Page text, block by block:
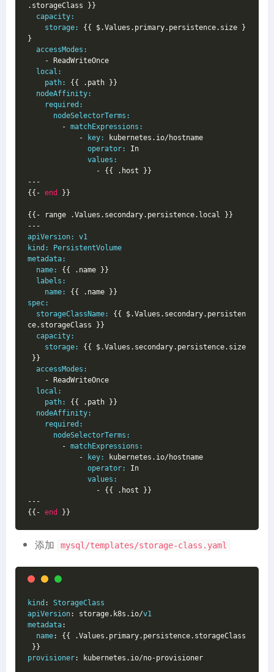
.storageClass }}
capacity:
storage:
{{ $.Values.primary.persistence.size }
}
accessModes:
- ReadWriteOnce
local:
path:
{{ .path }}
nodeAffinity:
required:
nodeSelectorTerms:
- matchExpressions:
-
key:
kubernetes.io/hostname
operator:
In
values:
- {{ .host }}
---
{{- end }}
{{- range .Values.secondary.persistence.local }}
---
apiVersion:
v1
kind:
PersistentVolume
metadata:
name:
{{ .name }}
labels:
name:
{{ .name }}
spec:
storageClassName:
{{ $.Values.secondary.persisten
ce.storageClass }}
capacity:
storage:
{{ $.Values.secondary.persistence.size
}}
accessModes:
- ReadWriteOnce
local:
path:
{{ .path }}
nodeAffinity:
required:
nodeSelectorTerms:
- matchExpressions:
-
key:
kubernetes.io/hostname
operator:
In
values:
- {{ .host }}
---
{{- end }}
添加 mysql/templates/storage-class.yaml
kind : StorageClass
apiVersion: storage.k8s.io/v1
metadata:
name: {{ .Values.primary.persistence.storageClass
}}
provisioner: kubernetes.io/no-provisioner